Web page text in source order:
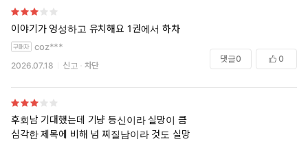
이야기가 엉성하고 유치해요 1권에서 하차
coz***
2026.07.18 신고 차단
댓글0 0
후회남 기대했는데 기냥 등신이라 실망이 큼
심각한 제목에 비해 넘 찌질남이라 것도 실망